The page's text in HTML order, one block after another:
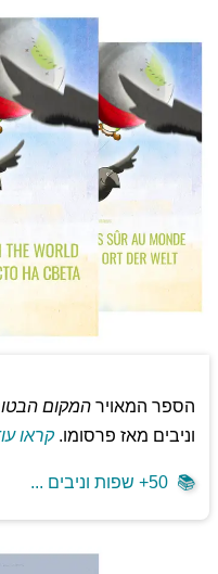
הספר המאוירהמקום
וניבים מאז פרסומו.קראו
📚 50+ שפות וניבים ...